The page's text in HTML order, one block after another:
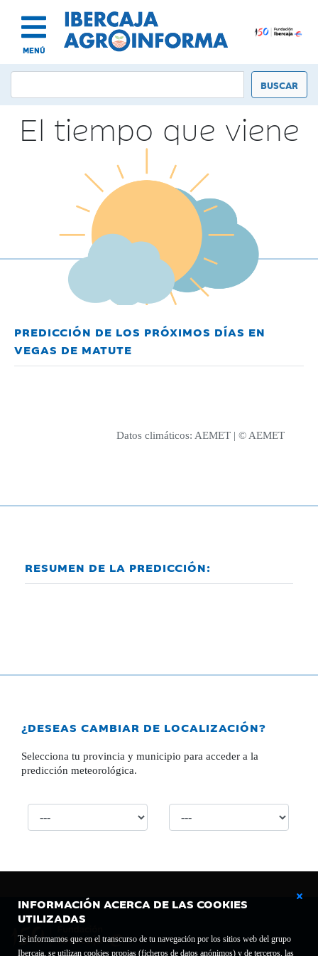
MENÚ
INFORMACIÓN ACERCA DE LAS COOKIES
UTILIZADAS
Te informamos que en el transcurso de tu navegación por los sitios web del grupo
Ibercaja, se utilizan cookies propias (ficheros de datos anónimos) y de terceros, las
El tiempo que viene
PREDICCIÓN DE LOS PRÓXIMOS DÍAS EN
VEGAS DE MATUTE
Datos climáticos: AEMET | © AEMET
RESUMEN DE LA PREDICCIÓN:
¿DESEAS CAMBIAR DE LOCALIZACIÓN?
Selecciona tu provincia y municipio para acceder a la
predicción meteorológica.